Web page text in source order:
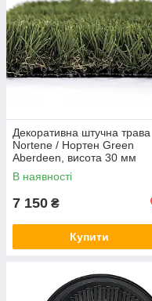
Декоративна штучна трава
Nortene / Нортен Green
Aberdeen, висота 30 мм
(Угорщина) 2м х 4м
В наявності
7 150 ₴
Купити